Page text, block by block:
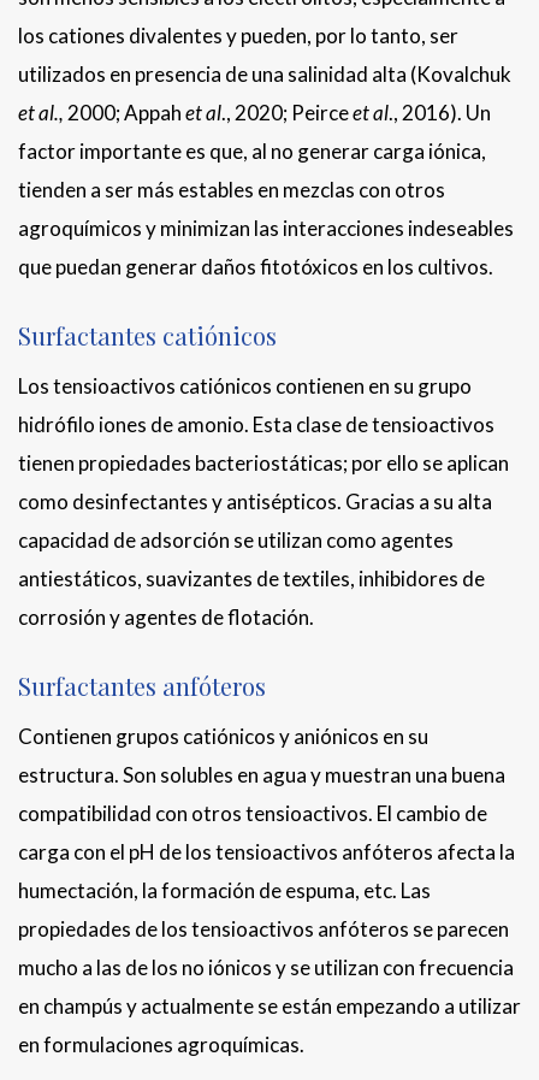
los cationes divalentes y pueden, por lo tanto, ser
utilizados en presencia de una salinidad alta (Kovalchuk
et al., 2000; Appahet al., 2020; Peirceet al., 2016). Un
factor importante es que, al no generar carga iónica,
tienden a ser más estables en mezclas con otros
agroquímicos y minimizan las interacciones indeseables
que puedan generar daños fitotóxicos en los cultivos.
Surfactantes catiónicos
Los tensioactivos catiónicos contienen en su grupo
hidrófilo iones de amonio. Esta clase de tensioactivos
tienen propiedades bacteriostáticas; por ello se aplican
como desinfectantes y antisépticos. Gracias a su alta
capacidad de adsorción se utilizan como agentes
antiestáticos, suavizantes de textiles, inhibidores de
corrosión y agentes de flotación.
Surfactantes anfóteros
Contienen grupos catiónicos y aniónicos en su
estructura. Son solubles en agua y muestran una buena
compatibilidad con otros tensioactivos. El cambio de
carga con el pH de los tensioactivos anfóteros afecta la
humectación, la formación de espuma, etc. Las
propiedades de los tensioactivos anfóteros se parecen
mucho a las de los no iónicos y se utilizan con frecuencia
en champús y actualmente se están empezando a utilizar
en formulaciones agroquímicas.